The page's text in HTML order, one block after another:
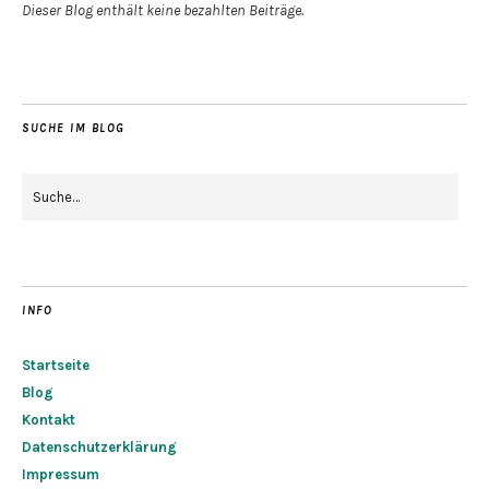
Dieser Blog enthält keine bezahlten Beiträge.
SUCHE IM BLOG
INFO
Startseite
Blog
Kontakt
Datenschutzerklärung
Impressum